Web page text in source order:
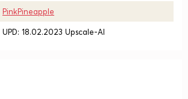
PinkPineapple
UPD: 18.02.2023 Upscale-AI